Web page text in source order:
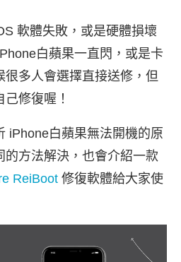
軟體失敗，或是硬體損壞
白蘋果一直閃，或是卡
很多人會選擇直接送修，但
修復喔！
iPhone白蘋果無法開機的原
的方法解決，也會介紹一款
ReiBoot 修復軟體給大家使